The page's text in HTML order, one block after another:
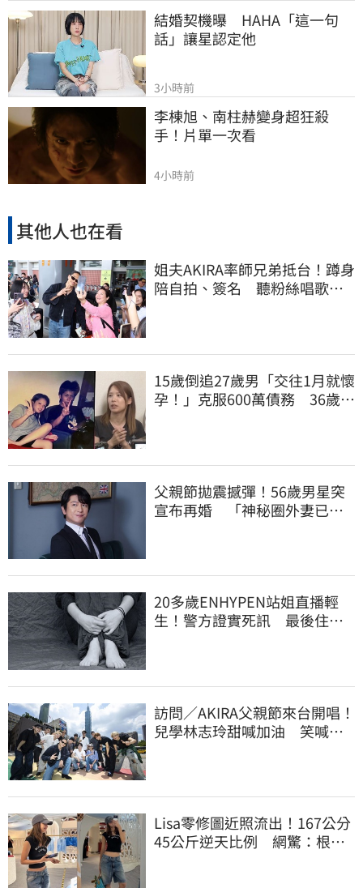
結婚契機曝　HAHA「這一句
話」讓星認定他
3小時前
李棟旭、南柱赫變身超狂殺
手！片單一次看
4小時前
其他人也在看
姐夫AKIRA率師兄弟抵台！蹲身
陪自拍、簽名 聽粉絲唱歌羞
15歲倒追27歲男「交往1月就懷
孕！」克服600萬債務 36歲美
父親節拋震撼彈！56歲男星突
宣布再婚 「神秘圈外妻已懷
20多歲ENHYPEN站姐直播輕
生！警方證實死訊 最後住處
訪問／AKIRA父親節來台開唱！
兒學林志玲甜喊加油 笑喊：
Lisa零修圖近照流出！167公分
45公斤逆天比例 網驚：根本